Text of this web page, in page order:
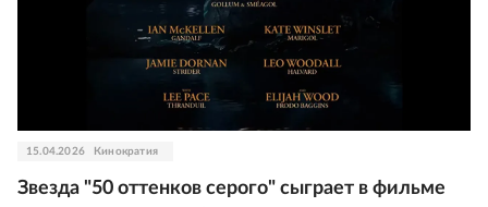
15.04.2026 Кинократия
Звезда "50 оттенков серого" сыграет в фильме